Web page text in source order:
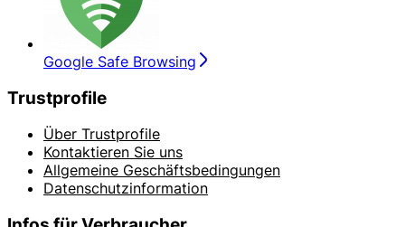
Google Safe Browsing
Trustprofile
Über Trustprofile
Kontaktieren Sie uns
Allgemeine Geschäftsbedingungen
Datenschutzinformation